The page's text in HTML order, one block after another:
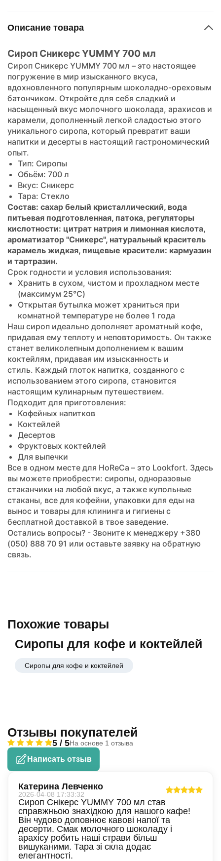
Описание товара
Сироп Сникерс YUMMY 700 мл
Сироп Сникерс YUMMY 700 мл – это настоящее
погружение в мир изысканного вкуса,
вдохновленного популярным шоколадно-ореховым
батончиком. Откройте для себя сладкий и
насыщенный вкус молочного шоколада, арахисов и
карамели, дополненный легкой сладостью этого
уникального сиропа, который превратит ваши
напитки и десерты в настоящий гастрономический
опыт.
Тип: Сиропы
Обьём: 700 л
Вкус: Сникерс
Тара: Стекло
Состав: сахар белый кристаллический, вода
питьевая подготовленная, патока, регуляторы
кислотности: цитрат натрия и лимонная кислота,
ароматизатор "Сникерс", натуральный краситель
карамель жидкая, пищевые красители: кармуазин
и тартразин.
Срок годности и условия использования:
Хранить в сухом, чистом и прохладном месте
(максимум 25°C)
Открытая бутылка может храниться при
комнатной температуре не более 1 года
Наш сироп идеально дополняет ароматный кофе,
придавая ему теплоту и неповторимость. Он также
станет великолепным дополнением к вашим
коктейлям, придавая им изысканность и
стиль. Каждый глоток напитка, созданного с
использованием этого сиропа, становится
настоящим кулинарным путешествием.
Подходит для приготовления:
Кофейных напитков
Коктейлей
Десертов
Фруктовых коктейлей
Для выпечки
Все в одном месте для HoReCa – это Lookfort. Здесь
вы можете приобрести: сиропы, одноразовые
стаканчики на любой вкус, а также купольные
стаканы, все для кофейни, упаковки для еды на
вынос и товары для клининга и гигиены с
бесплатной доставкой в твое заведение.
Остались вопросы? - Звоните к менеджеру +380
(050) 888 70 91 или оставьте заявку на обратную
связь.
Похожие товары
Сиропы для кофе и коктейлей
Сиропы для кофе и коктейлей
Отзывы покупателей
5 / 5На основе 1 отзыва
Написать отзыв
Катерина Левченко
2026-04-08 17:33:32
Сироп Снікерс YUMMY 700 мл став
справжньою знахідкою для нашого кафе!
Він чудово доповнює кавові напої та
десерти. Смак молочного шоколаду і
арахісу робить наші страви більш
вишуканими. Тара зі скла додає
елегантності.